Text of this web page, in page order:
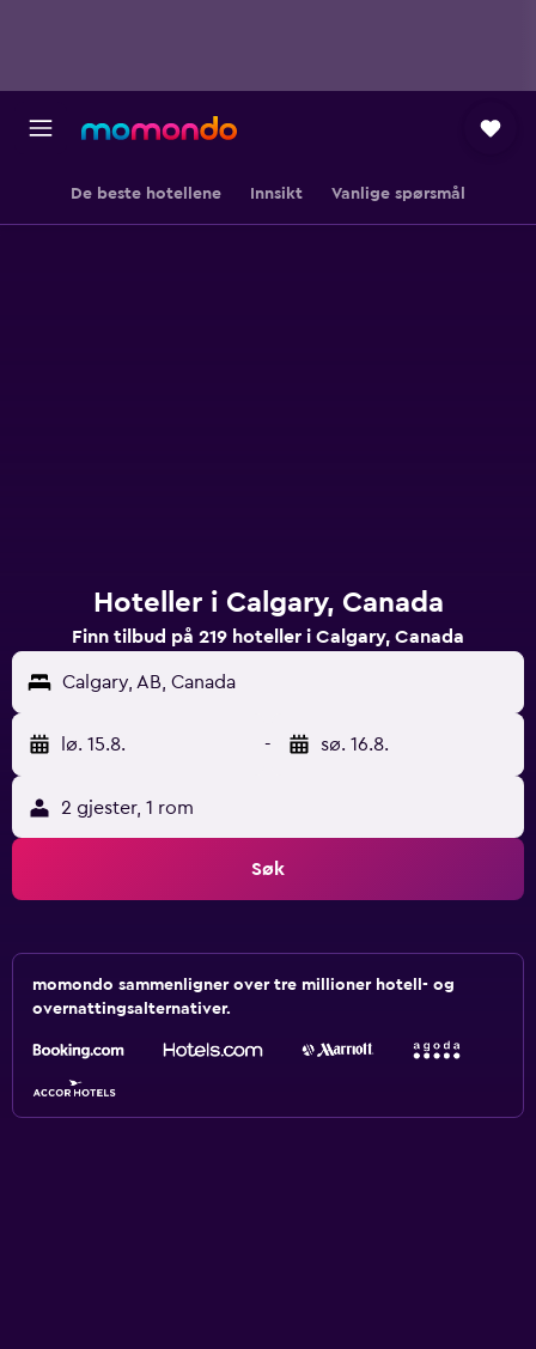
De beste hotellene Innsikt Vanlige spørsmål
Hoteller i Calgary, Canada
Finn tilbud på 219 hoteller i Calgary, Canada
Calgary, AB, Canada
lø. 15.8. - sø. 16.8.
2 gjester, 1 rom
Søk
momondo sammenligner over tre millioner hotell- og
overnattingsalternativer.